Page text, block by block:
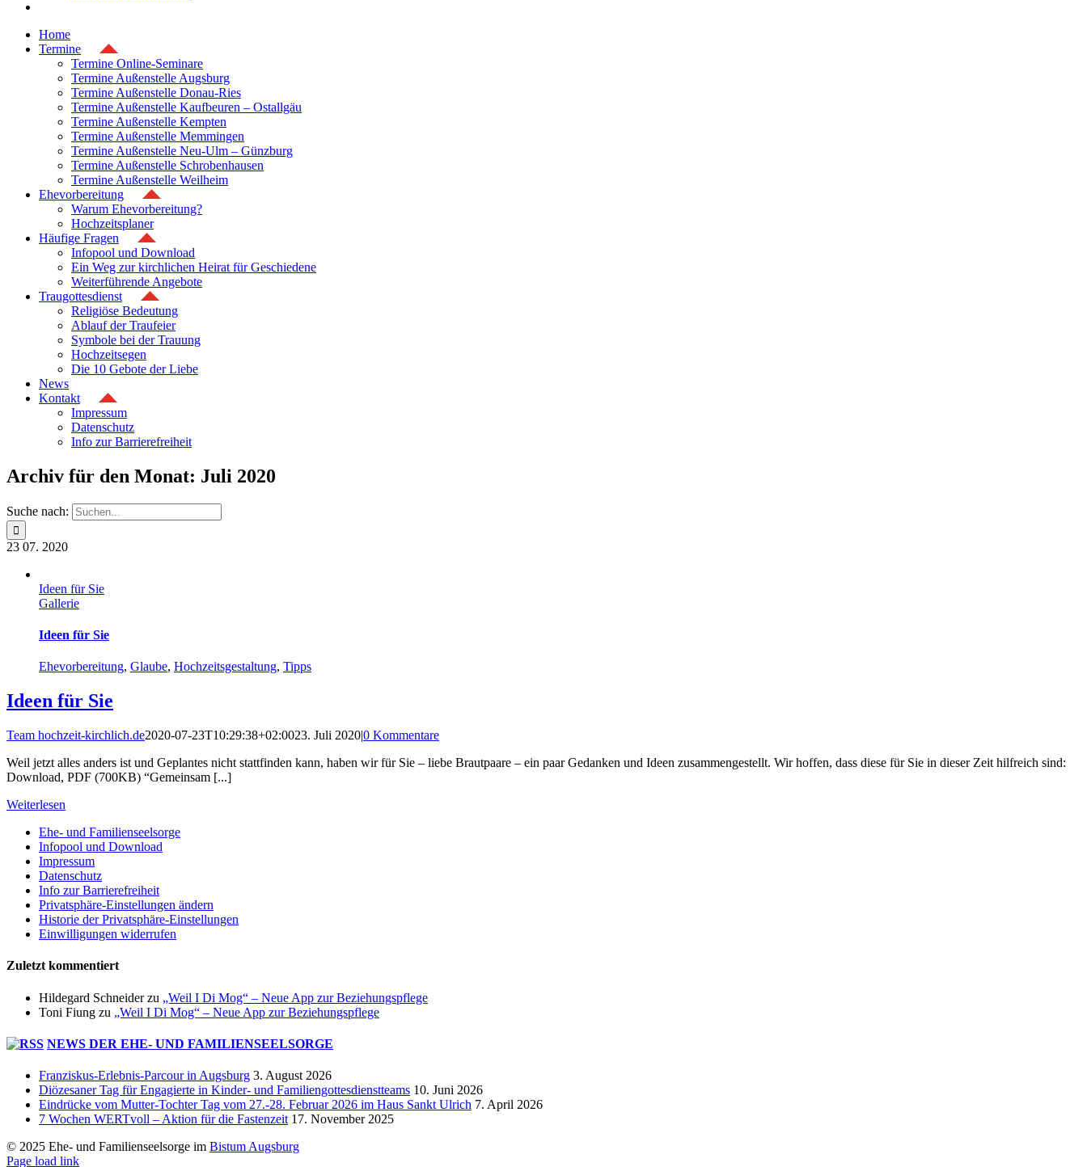
Home
Termine
Termine Online-Seminare
Termine Außenstelle Augsburg
Termine Außenstelle Donau-Ries
Termine Außenstelle Kaufbeuren – Ostallgäu
Termine Außenstelle Kempten
Termine Außenstelle Memmingen
Termine Außenstelle Neu-Ulm – Günzburg
Termine Außenstelle Schrobenhausen
Termine Außenstelle Weilheim
Ehevorbereitung
Warum Ehevorbereitung?
Hochzeitsplaner
Häufige Fragen
Infopool und Download
Ein Weg zur kirchlichen Heirat für Geschiedene
Weiterführende Angebote
Traugottesdienst
Religiöse Bedeutung
Ablauf der Traufeier
Symbole bei der Trauung
Hochzeitsegen
Die 10 Gebote der Liebe
News
Kontakt
Impressum
Datenschutz
Info zur Barrierefreiheit
Archiv für den Monat: Juli 2020
Suche nach:
23 07. 2020
Ideen für Sie
Gallerie
Ideen für Sie
Ehevorbereitung, Glaube, Hochzeitsgestaltung, Tipps
Ideen für Sie
Team hochzeit-kirchlich.de2020-07-23T10:29:38+02:0023. Juli 2020|0 Kommentare
Weil jetzt alles anders ist und Geplantes nicht stattfinden kann, haben wir für Sie – liebe Brautpaare – ein paar Gedanken und Ideen zusammengestellt. Wir hoffen, dass diese für Sie in dieser Zeit hilfreich sind:
Download, PDF (700KB) “Gemeinsam [...]
Weiterlesen
Ehe- und Familienseelsorge
Infopool und Download
Impressum
Datenschutz
Info zur Barrierefreiheit
Privatsphäre-Einstellungen ändern
Historie der Privatsphäre-Einstellungen
Einwilligungen widerrufen
Zuletzt kommentiert
Hildegard Schneiderzu „Weil I Di Mog“ – Neue App zur Beziehungspflege
Toni Fiung zu „Weil I Di Mog“ – Neue App zur Beziehungspflege
NEWS DER EHE- UND FAMILIENSEELSORGE
Franziskus-Erlebnis-Parcour in Augsburg 3. August 2026
Diözesaner Tag für Engagierte in Kinder- und Familiengottesdienstteams 10. Juni 2026
Eindrücke vom Mutter-Tochter Tag vom 27.-28. Februar 2026 im Haus Sankt Ulrich 7. April 2026
7 Wochen WERTvoll – Aktion für die Fastenzeit 17. November 2025
© 2025 Ehe- und Familienseelsorge im Bistum Augsburg
Page load link